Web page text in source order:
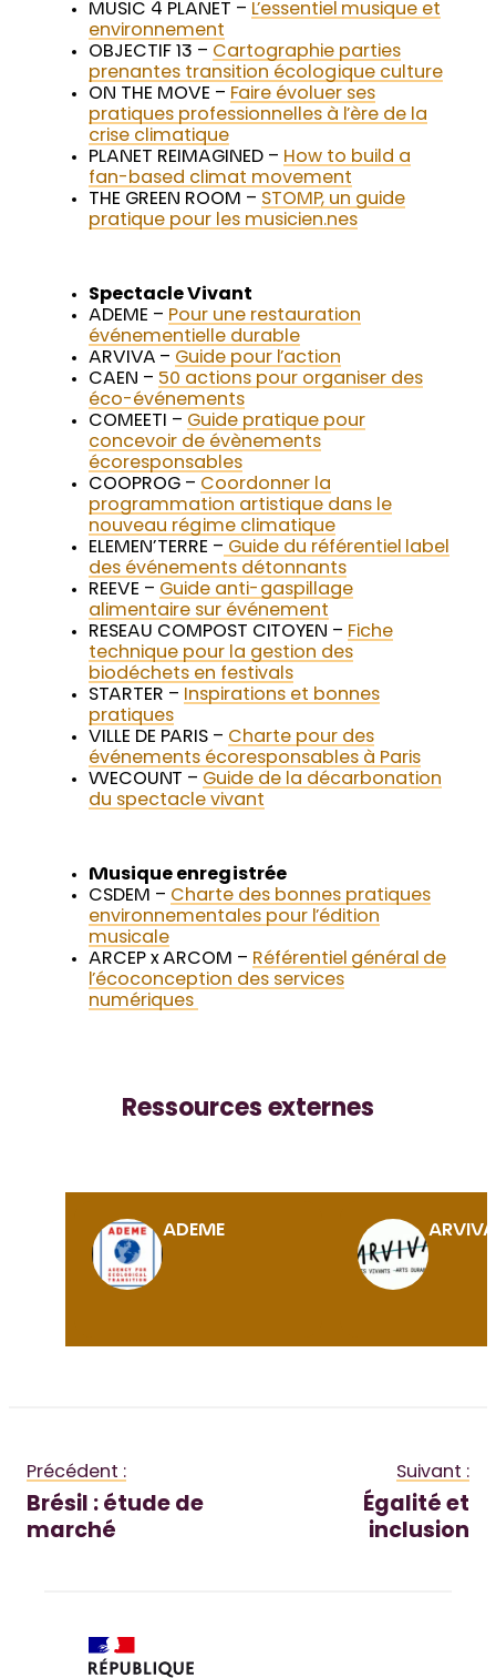
MUSIC 4 PLANET – L’essentiel musique et
environnement
OBJECTIF 13 – Cartographie parties
prenantes transition écologique culture
ON THE MOVE – Faire évoluer ses
pratiques professionnelles à l’ère de la
crise climatique
PLANET REIMAGINED – How to build a
fan-based climat movement
THE GREEN ROOM – STOMP, un guide
pratique pour les musicien.nes
Spectacle Vivant
ADEME – Pour une restauration
événementielle durable
ARVIVA – Guide pour l’action
CAEN – 50 actions pour organiser des
éco-événements
COMEETI – Guide pratique pour
concevoir de évènements
écoresponsables
COOPROG – Coordonner la
programmation artistique dans le
nouveau régime climatique
ELEMEN’TERRE – Guide du référentiel label
des événements détonnants
REEVE – Guide anti-gaspillage
alimentaire sur événement
RESEAU COMPOST CITOYEN – Fiche
technique pour la gestion des
biodéchets en festivals
STARTER –
Inspirations et bonnes
pratiques
VILLE DE PARIS – Charte pour des
événements écoresponsables à Paris
WECOUNT – Guide de la décarbonation
du spectacle vivant
Musique enregistrée
CSDEM – Charte des bonnes pratiques
environnementales pour l’édition
musicale
ARCEP x ARCOM – Référentiel général de
l’écoconception des services
numériques
Ressources externes
ADEME ARVIVA
Précédent :
Brésil : étude de
marché
Suivant :
Égalité et
inclusion